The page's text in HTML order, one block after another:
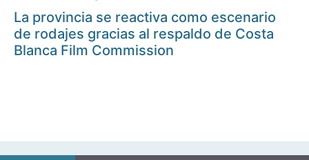
La provincia se reactiva como escenario
de rodajes gracias al respaldo de Costa
Blanca Film Commission